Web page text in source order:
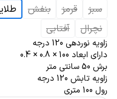
سبز
قرمز بنفش
نچرال
آفتابی
زاویه نوردهی 120 درجه
دارای ابعاد 100 × 0.8 × 0.4
برش 50 سانتی متر
زاویه تابش 120 درجه
رول 100 متری